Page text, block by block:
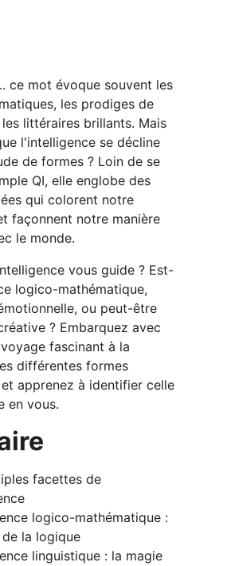
ce mot évoque souvent les
les prodiges de
littéraires brillants. Mais
l'intelligence se décline
de formes ? Loin de se
QI, elle englobe des
qui colorent notre
façonnent notre manière
le monde.
vous guide ? Est-
logico-mathématique,
ou peut-être
? Embarquez avec
fascinant à la
différentes formes
apprenez à identifier celle
en vous.
facettes de
logico-mathématique :
la logique
linguistique : la magie